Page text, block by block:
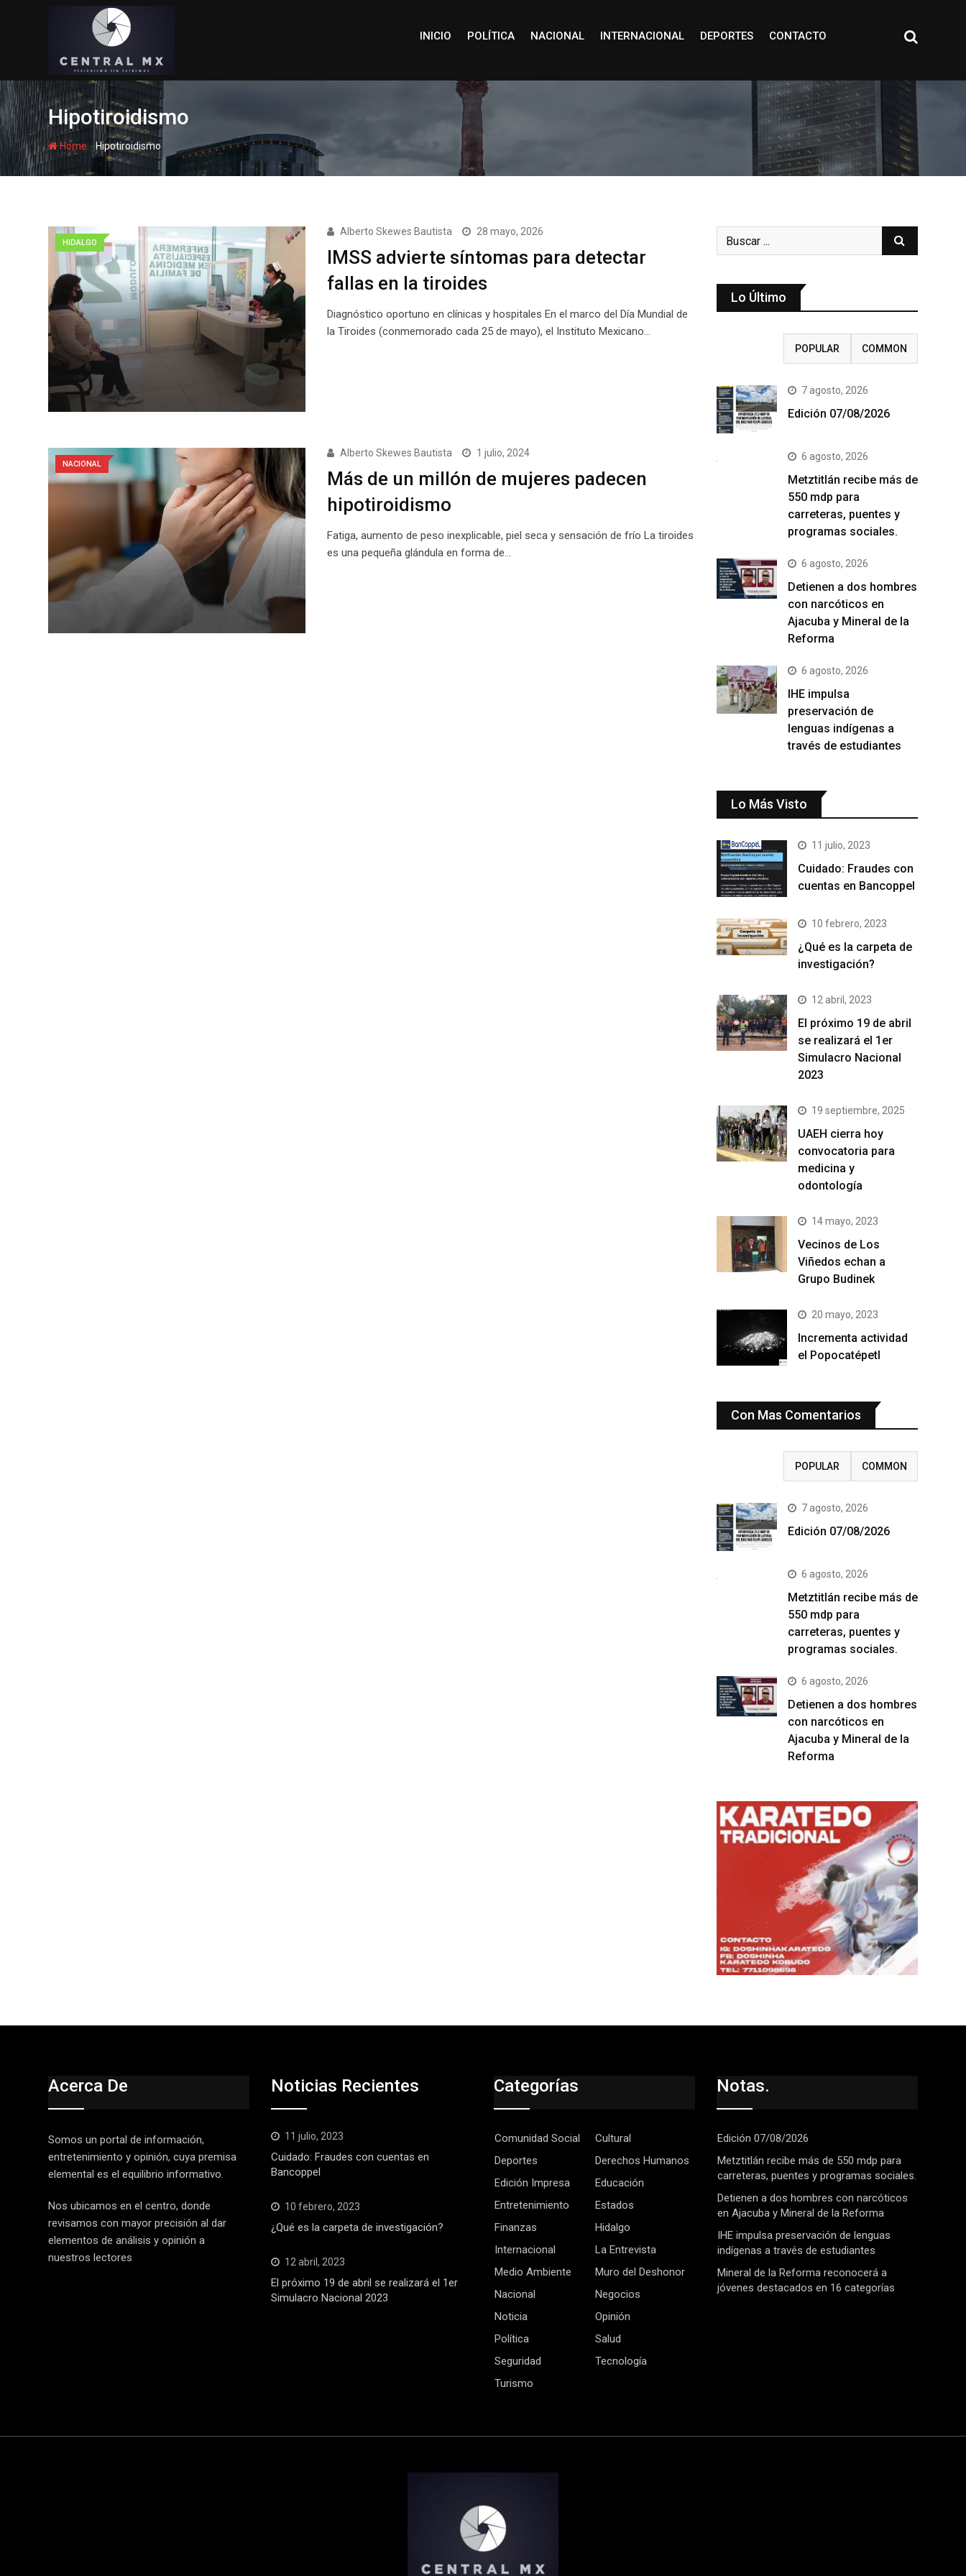
INICIO POLÍTICA NACIONAL INTERNACIONAL DEPORTES CONTACTO
Hipotiroidismo
Home - Hipotiroidismo
HIDALGO
Alberto Skewes Bautista 28 mayo, 2026
IMSS advierte síntomas para detectar
fallas en la tiroides
Diagnóstico oportuno en clínicas y hospitales En el marco del Día Mundial de
la Tiroides (conmemorado cada 25 de mayo), el Instituto Mexicano…
NACIONAL
Alberto Skewes Bautista 1 julio, 2024
Más de un millón de mujeres padecen
hipotiroidismo
Fatiga, aumento de peso inexplicable, piel seca y sensación de frío La tiroides
es una pequeña glándula en forma de…
Lo Último
POPULAR COMMON
7 agosto, 2026
Edición 07/08/2026
6 agosto, 2026
Metztitlán recibe más de
550 mdp para
carreteras, puentes y
programas sociales.
6 agosto, 2026
Detienen a dos hombres
con narcóticos en
Ajacuba y Mineral de la
Reforma
6 agosto, 2026
IHE impulsa
preservación de
lenguas indígenas a
través de estudiantes
Lo Más Visto
11 julio, 2023
Cuidado: Fraudes con
cuentas en Bancoppel
10 febrero, 2023
¿Qué es la carpeta de
investigación?
12 abril, 2023
El próximo 19 de abril
se realizará el 1er
Simulacro Nacional
2023
19 septiembre, 2025
UAEH cierra hoy
convocatoria para
medicina y
odontología
14 mayo, 2023
Vecinos de Los
Viñedos echan a
Grupo Budinek
20 mayo, 2023
Incrementa actividad
el Popocatépetl
Con Mas Comentarios
POPULAR COMMON
7 agosto, 2026
Edición 07/08/2026
6 agosto, 2026
Metztitlán recibe más de
550 mdp para
carreteras, puentes y
programas sociales.
6 agosto, 2026
Detienen a dos hombres
con narcóticos en
Ajacuba y Mineral de la
Reforma
Acerca De
Somos un portal de información,
entretenimiento y opinión, cuya premisa
elemental es el equilibrio informativo.
Nos ubicamos en el centro, donde
revisamos con mayor precisión al dar
elementos de análisis y opinión a
nuestros lectores
Noticias Recientes
11 julio, 2023
Cuidado: Fraudes con cuentas en
Bancoppel
10 febrero, 2023
¿Qué es la carpeta de investigación?
12 abril, 2023
El próximo 19 de abril se realizará el 1er
Simulacro Nacional 2023
Categorías
Comunidad Social
Cultural
Deportes
Derechos Humanos
Edición Impresa
Educación
Entretenimiento
Estados
Finanzas
Hidalgo
Internacional
La Entrevista
Medio Ambiente
Muro del Deshonor
Nacional
Negocios
Noticia
Opinión
Política
Salud
Seguridad
Tecnología
Turismo
Notas.
Edición 07/08/2026
Metztitlán recibe más de 550 mdp para
carreteras, puentes y programas sociales.
Detienen a dos hombres con narcóticos
en Ajacuba y Mineral de la Reforma
IHE impulsa preservación de lenguas
indígenas a través de estudiantes
Mineral de la Reforma reconocerá a
jóvenes destacados en 16 categorías